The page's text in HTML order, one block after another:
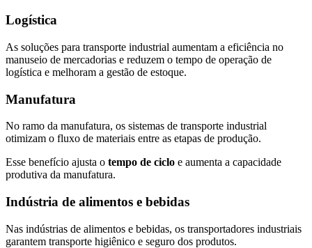
Logística
As soluções para transporte industrial aumentam a eficiência no
manuseio de mercadorias e reduzem o tempo de operação de
logística e melhoram a gestão de estoque.
Manufatura
No ramo da manufatura, os sistemas de transporte industrial
otimizam o fluxo de materiais entre as etapas de produção.
Esse benefício ajusta o tempo de ciclo e aumenta a capacidade
produtiva da manufatura.
Indústria de alimentos e bebidas
Nas indústrias de alimentos e bebidas, os transportadores industriais
garantem transporte higiênico e seguro dos produtos.